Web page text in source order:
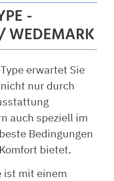
-
WEDEMARK
erwartet Sie
nur durch
auch speziell im
Bedingungen
bietet.
ist mit einem